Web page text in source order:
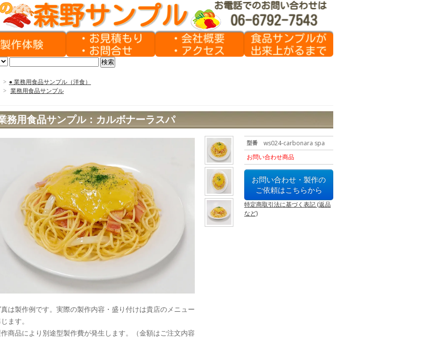
> ● 業務用食品サンプル（洋食）
> 業務用食品サンプル
務用食品サンプル：カルボナーラスパ
型番
ws024-carbonara spa
お問い合わせ商品
お問い合わせ・製作の
ご依頼はこちらから
特定商取引法に基づく表記 (返品
など)
は製作例です。実際の製作内容・盛り付けは貴店のメニュー
ます。
商品により別途型製作費が発生します。（金額はご注文内容